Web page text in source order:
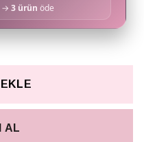
→3 ürün öde
AL